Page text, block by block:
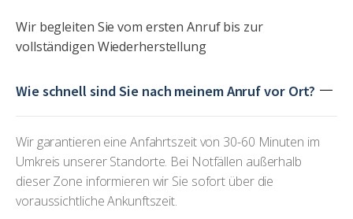
Wir begleiten Sie vom ersten Anruf bis zur
vollständigen Wiederherstellung
Wie schnell sind Sie nach meinem Anruf vor Ort?
Wir garantieren eine Anfahrtszeit von 30-60 Minuten im
Umkreis unserer Standorte. Bei Notfällen außerhalb
dieser Zone informieren wir Sie sofort über die
voraussichtliche Ankunftszeit.